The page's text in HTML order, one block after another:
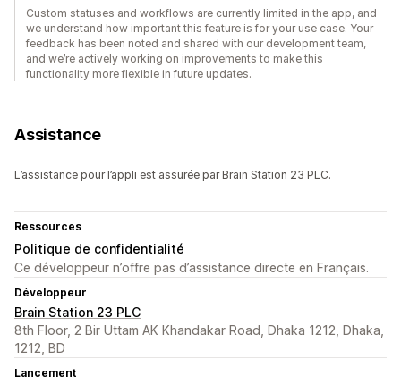
Custom statuses and workflows are currently limited in the app, and
we understand how important this feature is for your use case. Your
feedback has been noted and shared with our development team,
and we’re actively working on improvements to make this
functionality more flexible in future updates.
Assistance
L’assistance pour l’appli est assurée par Brain Station 23 PLC.
Ressources
Politique de confidentialité
Ce développeur n’offre pas d’assistance directe en Français.
Développeur
Brain Station 23 PLC
8th Floor, 2 Bir Uttam AK Khandakar Road, Dhaka 1212, Dhaka,
1212, BD
Lancement